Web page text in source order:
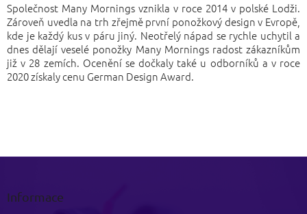
Společnost Many Mornings vznikla v roce 2014 v polské Lodži.
Zároveň uvedla na trh zřejmě první ponožkový design v Evropě,
kde je každý kus v páru jiný. Neotřelý nápad se rychle uchytil a
dnes dělají veselé ponožky Many Mornings radost zákazníkům
již v 28 zemích. Ocenění se dočkaly také u odborníků a v roce
2020 získaly cenu German Design Award.
Informace